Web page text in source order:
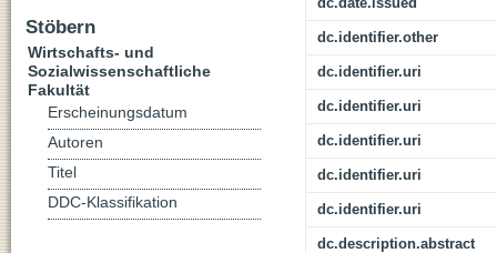
dc.identifier.other
dc.identifier.uri
dc.identifier.uri
dc.identifier.uri
dc.identifier.uri
dc.identifier.uri
dc.description.abstract
Stöbern
Wirtschafts- und
Sozialwissenschaftliche
Fakultät
Erscheinungsdatum
Autoren
Titel
DDC-Klassifikation